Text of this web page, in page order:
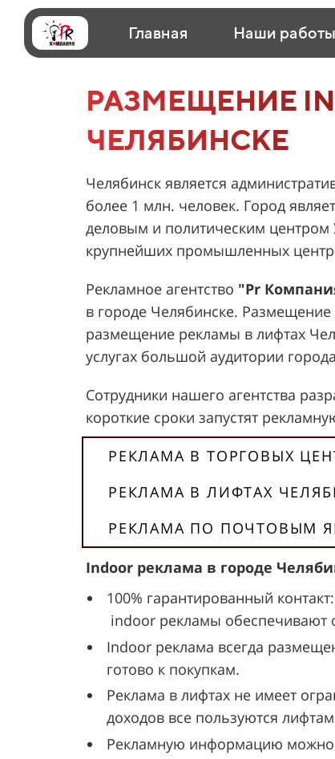
Главная Наши работы
РАЗМЕЩЕНИЕ
ЧЕЛЯБИНСКЕ
Челябинск является
более 1 млн. человек. Город
деловым и политическим центром
крупнейших промышленных
Рекламное агентство "Pr
в городе Челябинске.
размещение рекламы в лифтах
услугах большой аудитории
Сотрудники нашего агентства
короткие сроки запустят
РЕКЛАМА В ТОРГОВЫХ
РЕКЛАМА В ЛИФТАХ
РЕКЛАМА ПО ПОЧТОВЫМ
Indoor реклама в городе
100% гарантированный
indoor рекламы обеспечивают
Indoor реклама всегда
готово к покупкам.
Реклама в лифтах не имеет
доходов все пользуются
Рекламную информацию можно